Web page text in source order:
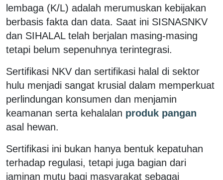
lembaga (K/L) adalah merumuskan kebijakan
berbasis fakta dan data. Saat ini SISNASNKV
dan SIHALAL telah berjalan masing-masing
tetapi belum sepenuhnya terintegrasi.
Sertifikasi NKV dan sertifikasi halal di sektor
hulu menjadi sangat krusial dalam memperkuat
perlindungan konsumen dan menjamin
keamanan serta kehalalan produk pangan
asal hewan.
Sertifikasi ini bukan hanya bentuk kepatuhan
terhadap regulasi, tetapi juga bagian dari
jaminan mutu bagi masyarakat sebagai